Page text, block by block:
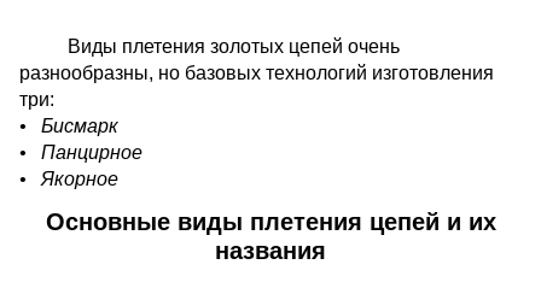
Виды плетения золотых цепей очень
разнообразны, но базовых технологий изготовления
три:
• Бисмарк
• Панцирное
• Якорное
Основные виды плетения цепей и их
названия